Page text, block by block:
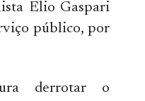
Elio Gaspari
público, por
derrotar o